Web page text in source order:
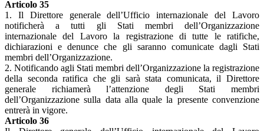
Articolo 35
1. Il Direttore generale dell’Ufficio internazionale del Lavoro
notificherà a tutti gli Stati membri dell’Organizzazione
internazionale del Lavoro la registrazione di tutte le ratifiche,
dichiarazioni e denunce che gli saranno comunicate dagli Stati
membri dell’Organizzazione.
2. Notificando agli Stati membri dell’Organizzazione la registrazione
della seconda ratifica che gli sarà stata comunicata, il Direttore
generale richiamerà l’attenzione degli Stati membri
dell’Organizzazione sulla data alla quale la presente convenzione
entrerà in vigore.
Articolo 36